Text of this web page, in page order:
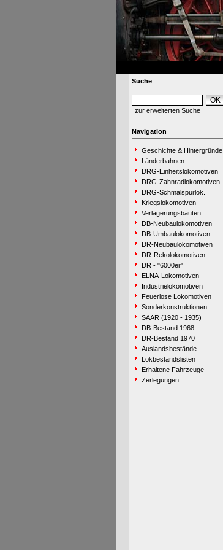
Suche
zur erweiterten Suche
Navigation
Geschichte & Hintergründe
Länderbahnen
DRG-Einheitslokomotiven
DRG-Zahnradlokomotiven
DRG-Schmalspurlok.
Kriegslokomotiven
Verlagerungsbauten
DB-Neubaulokomotiven
DB-Umbaulokomotiven
DR-Neubaulokomotiven
DR-Rekolokomotiven
DR - "6000er"
ELNA-Lokomotiven
Industrielokomotiven
Feuerlose Lokomotiven
Sonderkonstruktionen
SAAR (1920 - 1935)
DB-Bestand 1968
DR-Bestand 1970
Auslandsbestände
Lokbestandslisten
Erhaltene Fahrzeuge
Zerlegungen